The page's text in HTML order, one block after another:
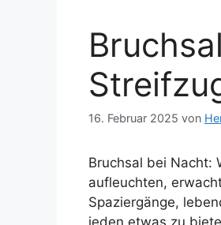
16. Februar 2025 von
Bruchsal bei Nacht:
aufleuchten,
Spaziergänge,